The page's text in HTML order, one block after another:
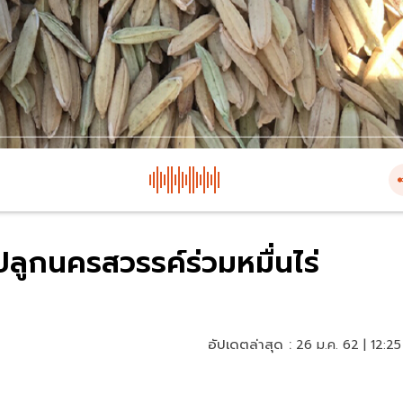
กนครสวรรค์ร่วมหมื่นไร่
อัปเดตล่าสุด : 26 ม.ค. 62 |